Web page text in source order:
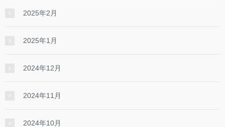
2025年2月
2025年1月
2024年12月
2024年11月
2024年10月